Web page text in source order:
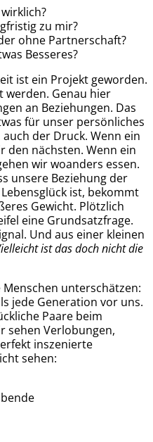
zu mir?
ohne Partnerschaft?
Besseres?
ist ein Projekt geworden.
Genau hier
an Beziehungen. Das
für unser persönliches
der Druck. Wenn ein
den nächsten. Wenn ein
wir woanders essen.
unsere Beziehung der
ist, bekommt
Gewicht. Plötzlich
eine Grundsatzfrage.
Und aus einer kleinen
ist das doch nicht die
unterschätzen:
jede Generation vor uns.
Paare beim
sehen Verlobungen,
inszenierte
sehen: